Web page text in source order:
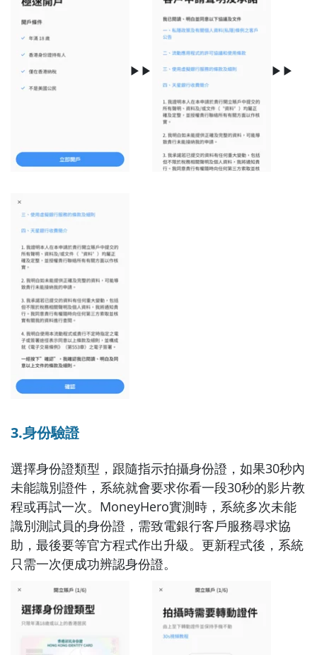
▶▶ ▶▶
3.身份驗證
選擇身份證類型，跟隨指示拍攝身份證，如果30秒內
未能識別證件，系統就會要求你看一段30秒的影片教
程或再試一次。MoneyHero實測時，系統多次未能
識別測試員的身份證，需致電銀行客戶服務尋求協
助，最後要等官方程式作出升級。更新程式後，系統
只需一次便成功辨認身份證。